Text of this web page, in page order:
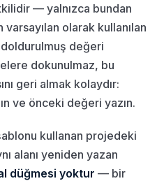
— yalnızca bundan
olarak kullanılan
değeri
dokunulmaz, bu
geri almak kolaydır:
ve önceki değeri yazın.
kullanan projedeki
alanı yeniden yazan
düğmesi yoktur — bir